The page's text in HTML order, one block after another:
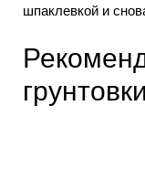
шпаклевкой и
грунтовки